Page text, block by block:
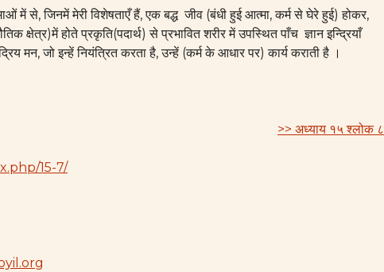
में से, जिनमें मेरी विशेषताएँ हैं, एक बद्ध जीव (बंधी हुई आत्मा, कर्म से घेरे हुई) होकर,
क्षेत्र)में होते प्रकृति(पदार्थ) से प्रभावित शरीर में उपस्थित पाँच ज्ञान इन्द्रियाँ
मन, जो इन्हें नियंत्रित करता है, उन्हें (कर्म के आधार पर) कार्य कराती है ।
>> अध्याय १५ श्लोक ८
15-7/